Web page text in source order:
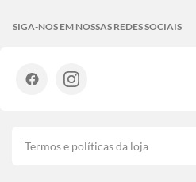
SIGA-NOS EM NOSSAS REDES SOCIAIS
Termos e políticas da loja